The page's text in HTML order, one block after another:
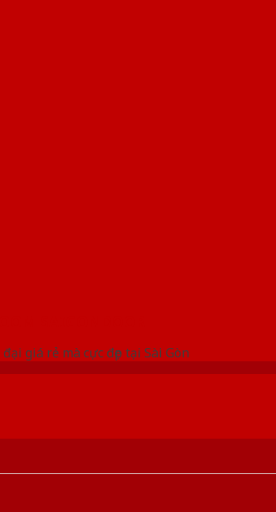
giá rẻ mà cực đẹp tại Sài Gòn